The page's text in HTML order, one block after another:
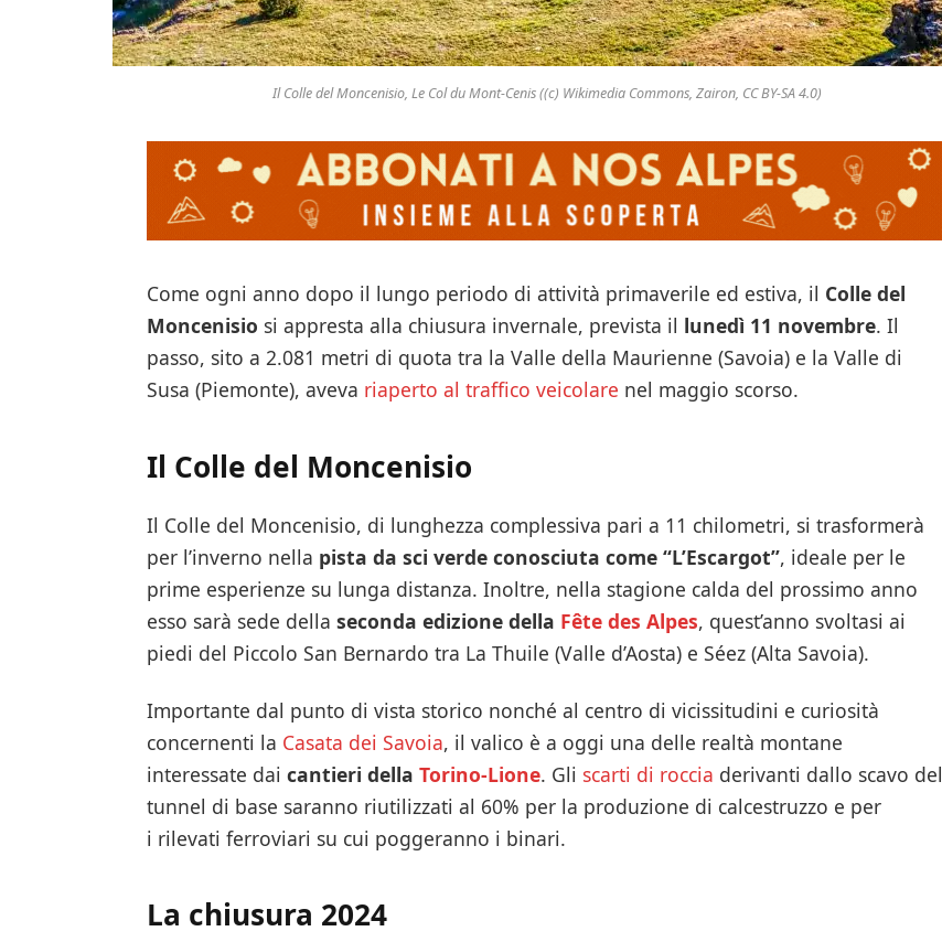
Il Colle del Moncenisio, Le Col du Mont-Cenis ((c) Wikimedia Commons, Zairon, CC BY-SA 4.0)
Come ogni anno dopo il lungo periodo di attività primaverile ed estiva, il Colle del
Moncenisio si appresta alla chiusura invernale, prevista il lunedì 11 novembre. Il
passo, sito a 2.081 metri di quota tra la Valle della Maurienne (Savoia) e la Valle di
Susa (Piemonte), aveva riaperto al traffico veicolare nel maggio scorso.
Il Colle del Moncenisio
Il Colle del Moncenisio, di lunghezza complessiva pari a 11 chilometri, si trasformerà
per l’inverno nella pista da sci verde conosciuta come “L’Escargot”, ideale per le
prime esperienze su lunga distanza. Inoltre, nella stagione calda del prossimo anno
esso sarà sede della seconda edizione della Fête des Alpes, quest’anno svoltasi ai
piedi del Piccolo San Bernardo tra La Thuile (Valle d’Aosta) e Séez (Alta Savoia).
Importante dal punto di vista storico nonché al centro di vicissitudini e curiosità
concernenti la Casata dei Savoia, il valico è a oggi una delle realtà montane
interessate dai cantieri della Torino-Lione. Gli scarti di roccia derivanti dallo scavo del
tunnel di base saranno riutilizzati al 60% per la produzione di calcestruzzo e per
i rilevati ferroviari su cui poggeranno i binari.
La chiusura 2024